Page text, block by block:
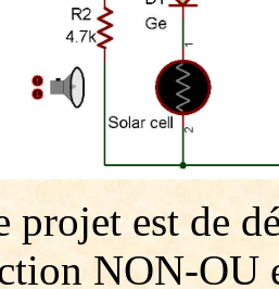
projet est de
NON-OU